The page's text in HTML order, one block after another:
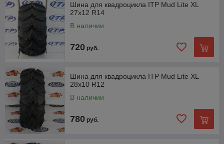
Шина для квадроцикла ITP Mud Lite XL
27x12 R14
В наличии
720 руб.
Шина для квадроцикла ITP Mud Lite XL
28x10 R12
В наличии
780 руб.